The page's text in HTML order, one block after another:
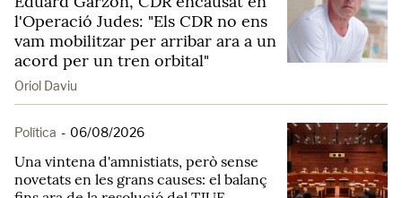
l'Operació Judes: "Els CDR no ens
vam mobilitzar per arribar ara a un
acord per un tren orbital"
Oriol Daviu
Política - 06/08/2026
Una vintena d'amnistiats, però sense
novetats en les grans causes: el balanç